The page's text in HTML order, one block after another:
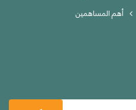
أهم المساهمين